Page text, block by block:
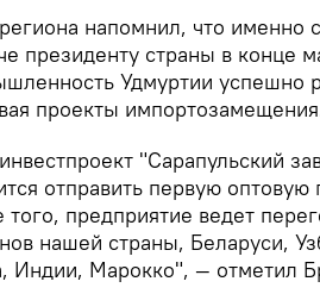
региона напомнил, что именно
президенту страны в конце
Удмуртии успешно
проекты
"Сарапульский
отправить первую
того, предприятие ведет
нашей страны, Беларуси,
Индии, Марокко", — отметил